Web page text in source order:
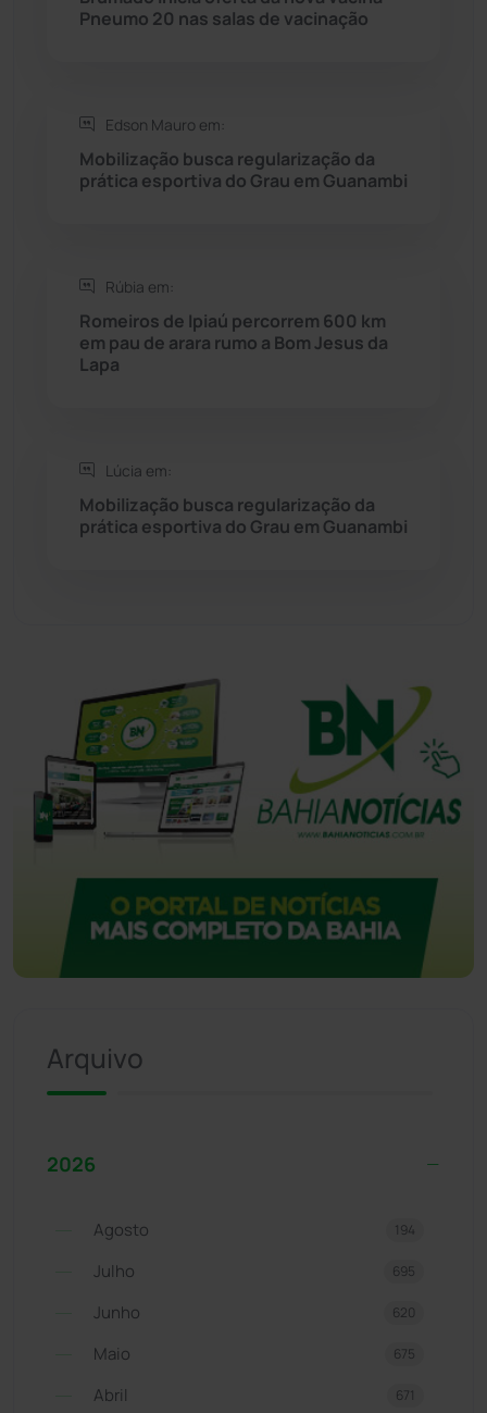
Saúde
Seabra (51)
Sítio do Mato
Sudoeste Baiano (1530)
Tanque Novo
Tecnologia (12)
Pneumo 20 nas salas de vacinação
Edson Mauro em:
Mobilização busca regularização da
prática esportiva do Grau em Guanambi
Rúbia em:
Romeiros de Ipiaú percorrem 600 km
em pau de arara rumo a Bom Jesus da
Lapa
Lúcia em:
Mobilização busca regularização da
prática esportiva do Grau em Guanambi
Arquivo
2026
Agosto 194
Julho 695
Junho 620
Maio 675
Abril 671